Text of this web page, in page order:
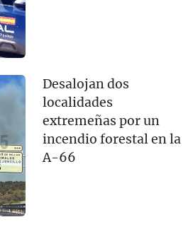
Desalojan dos
localidades
extremeñas por un
incendio forestal en la
A-66